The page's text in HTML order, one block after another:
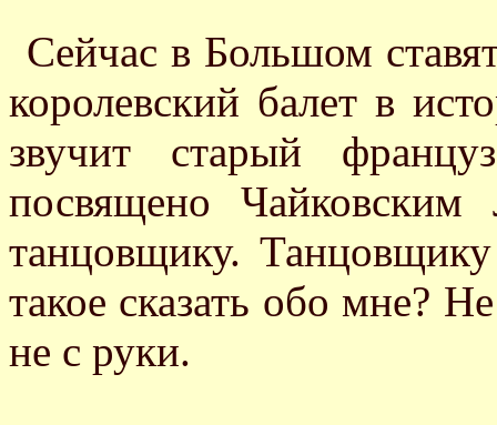
Сейчас в Большом
королевский балет в
звучит старый
посвящено
танцовщику.
такое сказать обо мне?
не с руки.